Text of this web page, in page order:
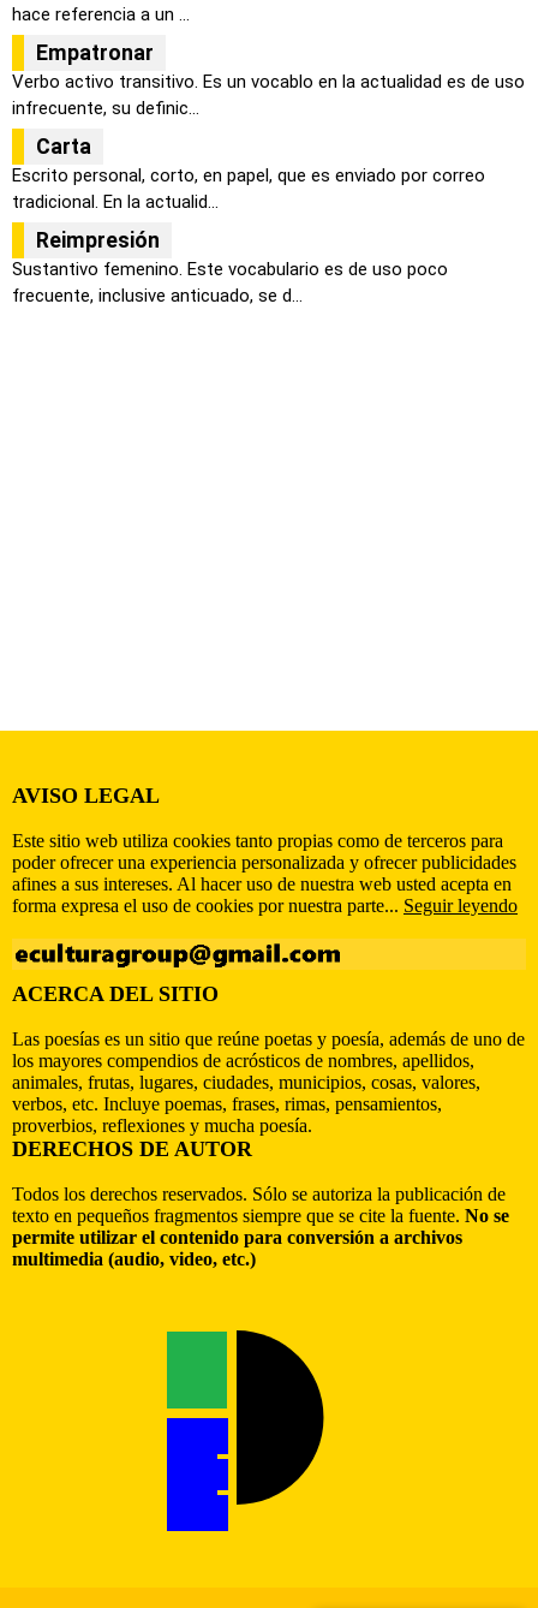
hace referencia a un ...
Empatronar
Verbo activo transitivo. Es un vocablo en la actualidad es de uso
infrecuente, su definic...
Carta
Escrito personal, corto, en papel, que es enviado por correo
tradicional. En la actualid...
Reimpresión
Sustantivo femenino. Este vocabulario es de uso poco
frecuente, inclusive anticuado, se d...
AVISO LEGAL
Este sitio web utiliza cookies tanto propias como de terceros para
poder ofrecer una experiencia personalizada y ofrecer publicidades
afines a sus intereses. Al hacer uso de nuestra web usted acepta en
forma expresa el uso de cookies por nuestra parte... Seguir leyendo
ACERCA DEL SITIO
Las poesías es un sitio que reúne poetas y poesía, además de uno de
los mayores compendios de acrósticos de nombres, apellidos,
animales, frutas, lugares, ciudades, municipios, cosas, valores,
verbos, etc. Incluye poemas, frases, rimas, pensamientos,
proverbios, reflexiones y mucha poesía.
DERECHOS DE AUTOR
Todos los derechos reservados. Sólo se autoriza la publicación de
texto en pequeños fragmentos siempre que se cite la fuente. No se
permite utilizar el contenido para conversión a archivos
multimedia (audio, video, etc.)